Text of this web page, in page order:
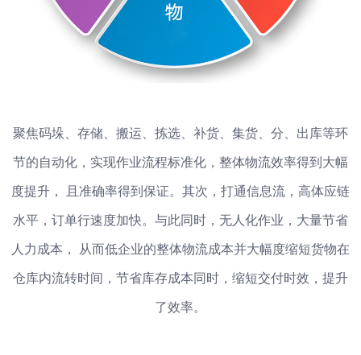
聚焦码垛、存储、搬运、拣选、补货、集货、分、出库等环
节的自动化，实现作业流程标准化，整体物流效率得到大幅
度提升， 且准确率得到保证。其次，打通信息流，高体应链
水平，订单行速度加快。与此同时，无人化作业，大量节省
人力成本， 从而低企业的整体物流成本并大幅度缩短货物在
仓库内流转时间，节省库存成本同时，缩短交付时效，提升
了效率。